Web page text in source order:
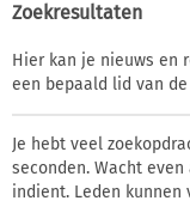
Zoekresultaten
Hier kan je nieuws en
een bepaald lid van
Je hebt veel
seconden. Wacht
indient. Leden kunnen